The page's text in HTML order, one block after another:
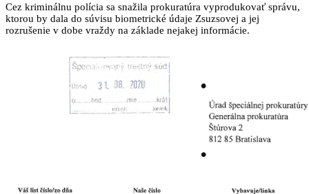
Cez kriminálnu polícia sa snažila prokuratúra vyprodukovať správu,
ktorou by dala do súvisu biometrické údaje Zsuzsovej a jej
rozrušenie v dobe vraždy na základe nejakej informácie.